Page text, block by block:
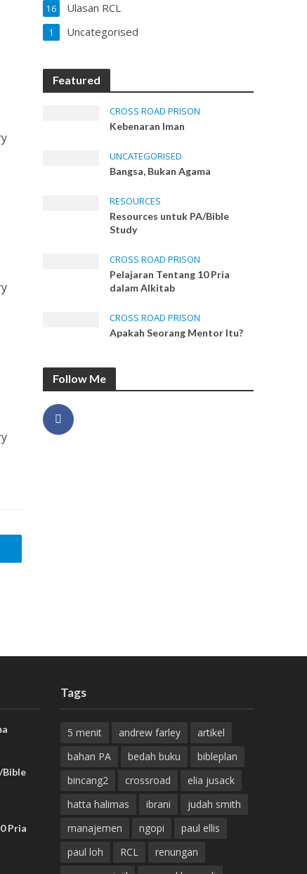
Ulasan RCL
16
Uncategorised
1
Featured
CROSS ROAD PRISON
Kebenaran Iman
UNCATEGORISED
Bangsa, Bukan Agama
RESOURCES
Resources untuk PA/Bible
Study
CROSS ROAD PRISON
Pelajaran Tentang 10 Pria
dalam Alkitab
CROSS ROAD PRISON
Apakah Seorang Mentor Itu?
Follow Me
Bible
Pria
Tags
5 menit andrew farley
artikel
bahan PA
bedah buku
bibleplan
bincang2
crossroad
elia jusack
hatta halimas
ibrani
judah smith
manajemen
ngopi
paul ellis
paul loh
RCL
renungan